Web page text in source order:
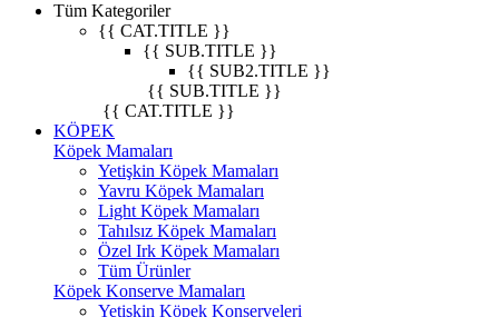
Tüm Kategoriler
{{ CAT.TITLE }}
{{ SUB.TITLE }}
{{ SUB2.TITLE }}
{{ SUB.TITLE }}
{{ CAT.TITLE }}
KÖPEK
Köpek Mamaları
Yetişkin Köpek Mamaları
Yavru Köpek Mamaları
Light Köpek Mamaları
Tahılsız Köpek Mamaları
Özel Irk Köpek Mamaları
Tüm Ürünler
Köpek Konserve Mamaları
Yetişkin Köpek Konserveleri